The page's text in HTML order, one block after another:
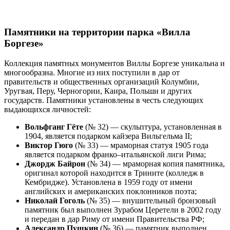
Памятники на территории парка «Вилла
Боргезе»
Коллекция памятных монументов Виллы Боргезе уникальна и
многообразна. Многие из них поступили в дар от
правительств и общественных организаций Колумбии,
Уругвая, Перу, Черногории, Каира, Польши и других
государств. Памятники установлены в честь следующих
выдающихся личностей:
Вольфганг Гёте (№ 32) — скульптура, установленная в
1904, является подарком кайзера Вильгельма II;
Виктор Гюго (№ 33) — мраморная статуя 1905 года
является подарком франко–итальянской лиги Рима;
Джордж Байрон (№ 34) — мраморная копия памятника,
оригинал которой находится в Трините (колледж в
Кембридже). Установлена в 1959 году от имени
английских и американских поклонников поэта;
Николай Гоголь (№ 35) — внушительный бронзовый
памятник был выполнен Зурабом Церетели в 2002 году
и передан в дар Риму от имени Правительства РФ;
Александр Пушкин (№ 36) — памятник выполнен